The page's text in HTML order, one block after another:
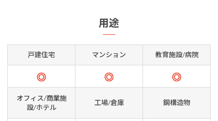
用途
戸建住宅 マンション 教育施設/病院
オフィス/商業施
設/ホテル
工場/倉庫 鋼構造物